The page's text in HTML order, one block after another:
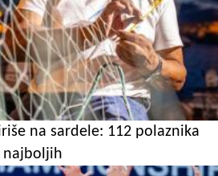
na sardele: 112 polaznika
najboljih